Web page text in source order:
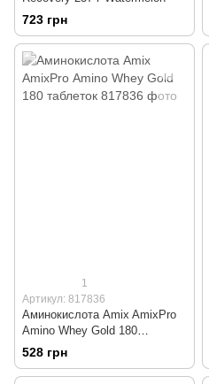
723 грн
1
Артикул: 817836
Аминокислота Amix AmixPrо
Amino Whey Gold 180
таблеток
528 грн